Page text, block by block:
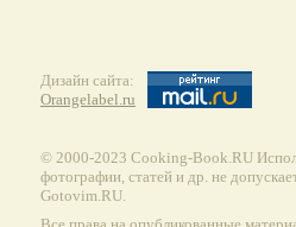
Дизайн сайта:
Orangelabel.ru
© 2000-2023 Сooking-Book.RU
фотографии, статей и др. не
Gotovim.RU.